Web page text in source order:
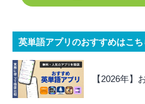
英単語アプリのおすすめはこち
【2026年】